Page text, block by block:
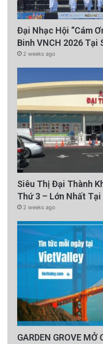
Đại Nhạc Hội “Cám
Binh VNCH 2026 Tại
2 weeks ago
Siêu Thị Đại Thành
Thứ 3 – Lớn Nhất
2 weeks ago
GARDEN GROVE